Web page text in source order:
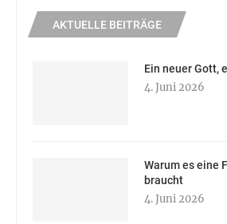
AKTUELLE BEITRÄGE
Ein neuer Gott,
4. Juni 2026
Warum es eine
braucht
4. Juni 2026